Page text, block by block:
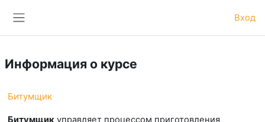
Вход
Информация о курсе
Битумщик
Битумщик управляет процессом приготовления